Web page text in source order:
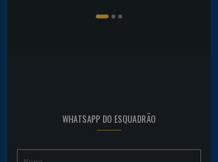
WHATSAPP DO ESQUADRÃO